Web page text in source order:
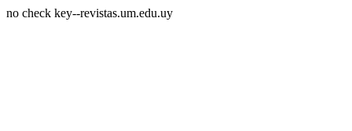
no check key--revistas.um.edu.uy